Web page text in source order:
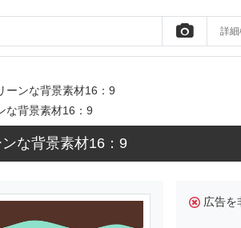
詳細
ーンな背景素材16：9
な背景素材16：9
な背景素材16：9
広告を